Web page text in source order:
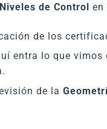
de Control en
de los
entra lo que vimos
de la